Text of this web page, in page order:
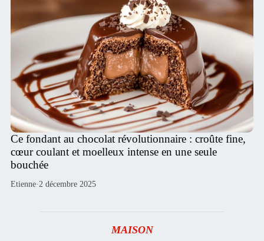
Ce fondant au chocolat révolutionnaire : croûte fine,
cœur coulant et moelleux intense en une seule
bouchée
Etienne·2 décembre 2025
MAISON